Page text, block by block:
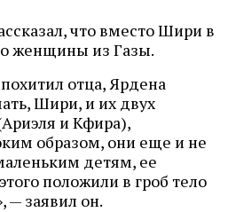
что вместо Шири в
женщины из Газы.
отца, Ярдена
Шири, и их двух
и Кфира),
образом, они еще и не
детям, ее
положили в гроб тело
заявил он.